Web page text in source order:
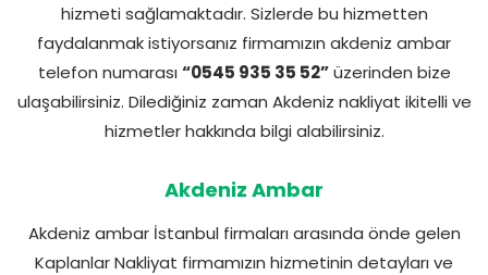
hizmeti sağlamaktadır. Sizlerde bu hizmetten
faydalanmak istiyorsanız firmamızın akdeniz ambar
telefon numarası “0545 935 35 52”üzerinden bize
ulaşabilirsiniz. Dilediğiniz zaman Akdeniz nakliyat ikitelli ve
hizmetler hakkında bilgi alabilirsiniz.
Akdeniz Ambar
Akdeniz ambar İstanbul firmaları arasında önde gelen
Kaplanlar Nakliyat firmamızın hizmetinin detayları ve